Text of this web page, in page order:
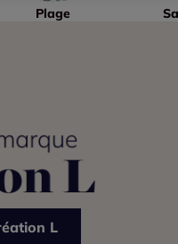
Plage
L